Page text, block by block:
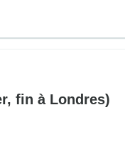
fin à Londres)